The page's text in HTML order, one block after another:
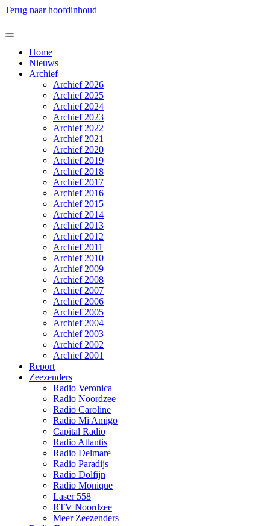
Terug naar hoofdinhoud
Home
Nieuws
Archief
Archief 2026
Archief 2025
Archief 2024
Archief 2023
Archief 2022
Archief 2021
Archief 2020
Archief 2019
Archief 2018
Archief 2017
Archief 2016
Archief 2015
Archief 2014
Archief 2013
Archief 2012
Archief 2011
Archief 2010
Archief 2009
Archief 2008
Archief 2007
Archief 2006
Archief 2005
Archief 2004
Archief 2003
Archief 2002
Archief 2001
Report
Zeezenders
Radio Veronica
Radio Noordzee
Radio Caroline
Radio Mi Amigo
Capital Radio
Radio Atlantis
Radio Delmare
Radio Paradijs
Radio Dolfijn
Radio Monique
Laser 558
RTV Noordzee
Meer Zeezenders